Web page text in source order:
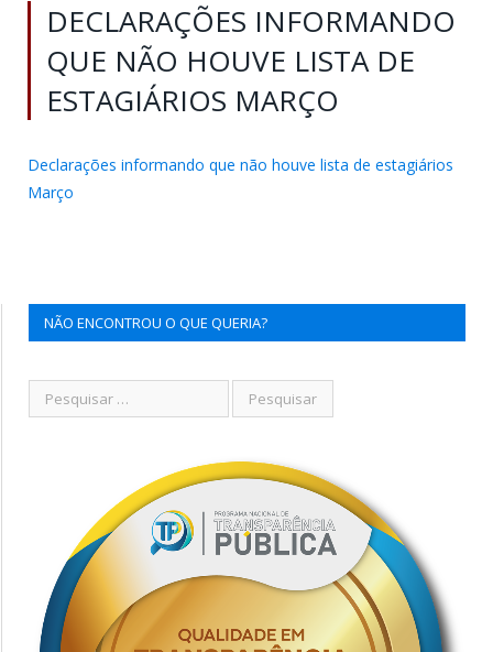
DECLARAÇÕES INFORMANDO
QUE NÃO HOUVE LISTA DE
ESTAGIÁRIOS MARÇO
Declarações informando que não houve lista de estagiários
Março
NÃO ENCONTROU O QUE QUERIA?